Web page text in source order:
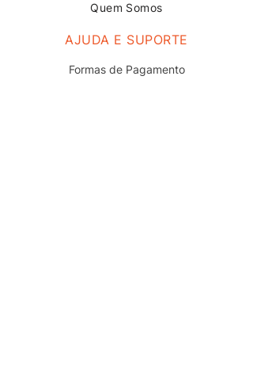
Quem Somos
AJUDA E SUPORTE
Formas de Pagamento